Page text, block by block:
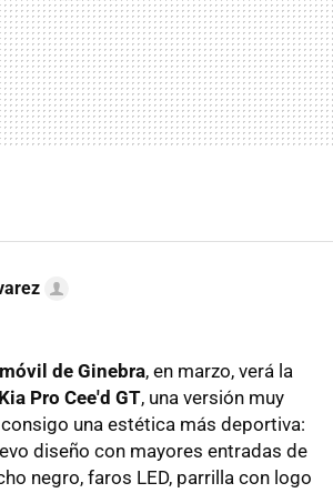
de Ginebra, en marzo, verá la
Kia Pro Cee'd GT, una versión muy
una estética más deportiva:
diseño con mayores entradas de
negro, faros LED, parrilla con logo